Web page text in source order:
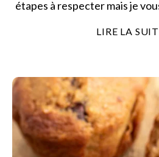
étapes à respecter mais je
LIRE LA